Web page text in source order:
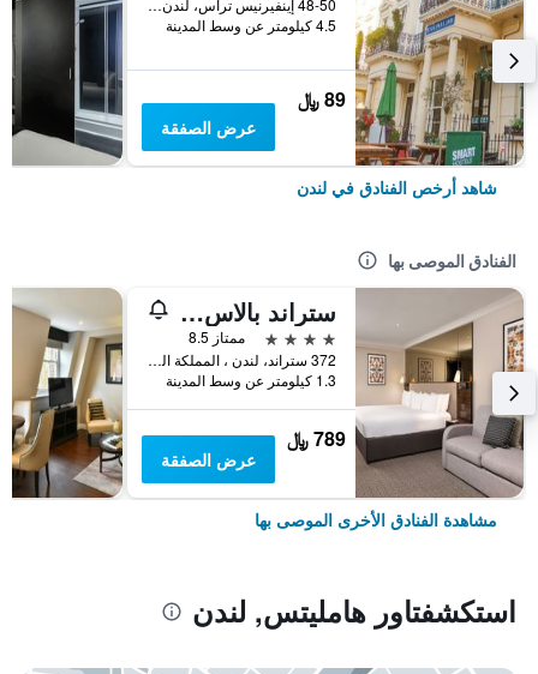
48-50 إينفيرنيس تراس، لندن ، المملكة المتحدة, لندن, المملكة المتحدة
4.5 كيلومتر عن وسط المدينة
89 ﷼
عرض الصفقة
شاهد أرخص الفنادق في لندن
الفنادق الموصى بها
ستراند بالاس هوتل
4 نجوم
ممتاز 8.5
372 ستراند، لندن ، المملكة المتحدة, لندن, المملكة المتحدة
1.3 كيلومتر عن وسط المدينة
789 ﷼
عرض الصفقة
مشاهدة الفنادق الأخرى الموصى بها
استكشفتاور هامليتس, لندن